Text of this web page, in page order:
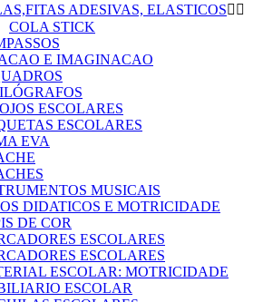
ADESIVAS, ELASTICOS 
COLA STICK
E IMAGINACAO
ESCOLARES
ESCOLARES
EVA
MUSICAIS
DIDATICOS E MOTRICIDADE
DE COR
ESCOLARES
ESCOLARES
ESCOLAR: MOTRICIDADE
ESCOLAR